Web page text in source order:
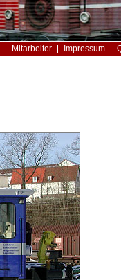
Mitarbeiter Impressum